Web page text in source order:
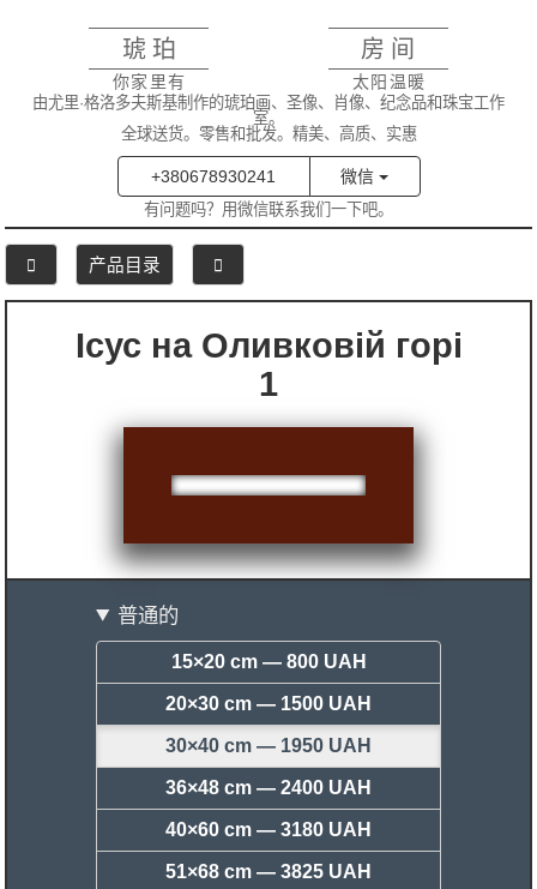
琥珀 房间
你家里有 太阳温暖
由尤里·格洛多夫斯基制作的琥珀画、圣像、肖像、纪念品和珠宝工作
室。
全球送货。零售和批发。精美、高质、实惠
+380678930241 微信
有问题吗？用微信联系我们一下吧。
产品目录
Ісус на Оливковій горі
1
普通的
15×20 cm — 800 UAH
20×30 cm — 1500 UAH
30×40 cm — 1950 UAH
36×48 cm — 2400 UAH
40×60 cm — 3180 UAH
51×68 cm — 3825 UAH